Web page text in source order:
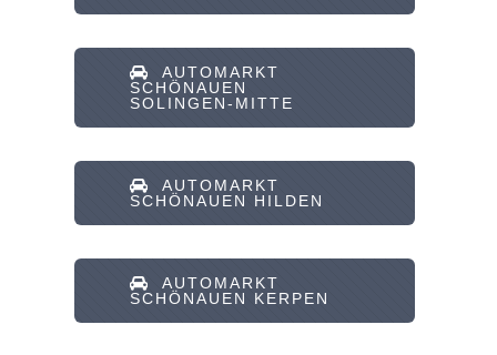
AUTOMARKT
SCHÖNAUEN
SOLINGEN-MITTE
AUTOMARKT
SCHÖNAUEN HILDEN
AUTOMARKT
SCHÖNAUEN KERPEN